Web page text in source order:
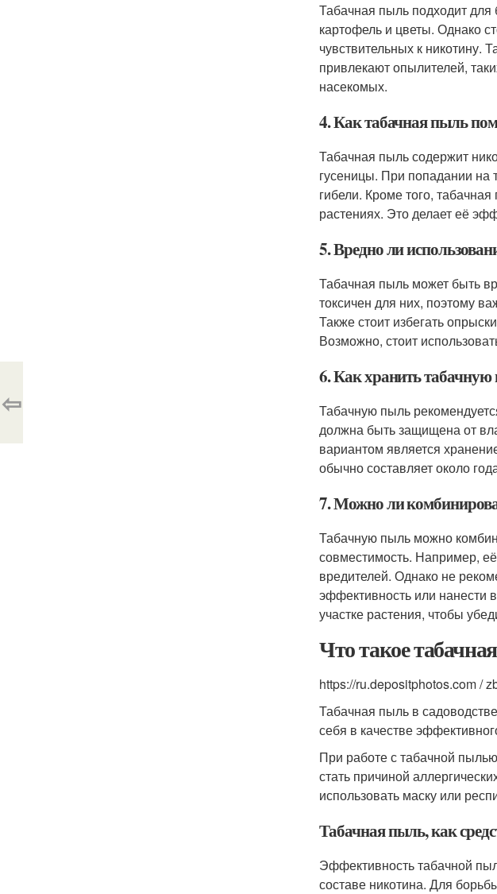
Табачная пыль подходит
картофель и цветы. Однако
чувствительных к никотину.
привлекают опылителей,
насекомых.
4. Как табачная пыль
Табачная пыль содержит
гусеницы. При попадании на
гибели. Кроме того,
растениях. Это делает её
5. Вредно ли
Табачная пыль может быть
токсичен для них, поэтому
Также стоит избегать
Возможно, стоит
6. Как хранить табачную
Табачную пыль
должна быть защищена от
вариантом является
обычно составляет около
7. Можно ли
Табачную пыль можно
совместимость. Например,
вредителей. Однако не
эффективность или нанести
участке растения, чтобы
Что такое
https://ru.depositphotos.com /
Табачная пыль в
себя в качестве
При работе с табачной
стать причиной
использовать маску или
Табачная пыль, как
Эффективность табачной
составе никотина. Для
⇦